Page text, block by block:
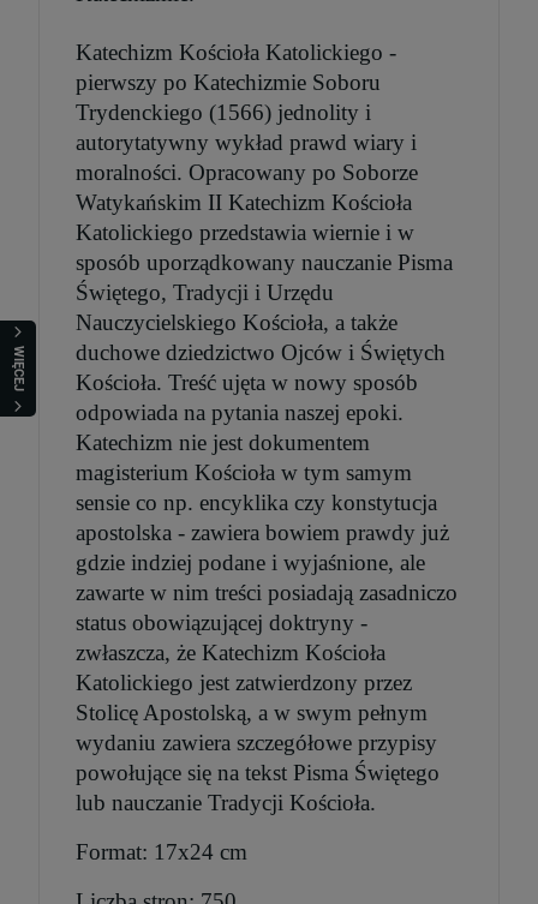
DO KOSZYKA
WIĘCEJ
Katechizm Kościoła Katolickiego -
pierwszy po Katechizmie Soboru
Trydenckiego (1566) jednolity i
autorytatywny wykład prawd wiary i
moralności. Opracowany po Soborze
Watykańskim II Katechizm Kościoła
Katolickiego przedstawia wiernie i w
sposób uporządkowany nauczanie Pisma
Świętego, Tradycji i Urzędu
Nauczycielskiego Kościoła, a także
duchowe dziedzictwo Ojców i Świętych
Kościoła. Treść ujęta w nowy sposób
odpowiada na pytania naszej epoki.
Katechizm nie jest dokumentem
magisterium Kościoła w tym samym
sensie co np. encyklika czy konstytucja
apostolska - zawiera bowiem prawdy już
gdzie indziej podane i wyjaśnione, ale
zawarte w nim treści posiadają zasadniczo
status obowiązującej doktryny -
zwłaszcza, że Katechizm Kościoła
Katolickiego jest zatwierdzony przez
Stolicę Apostolską, a w swym pełnym
wydaniu zawiera szczegółowe przypisy
powołujące się na tekst Pisma Świętego
lub nauczanie Tradycji Kościoła.
Format: 17x24 cm